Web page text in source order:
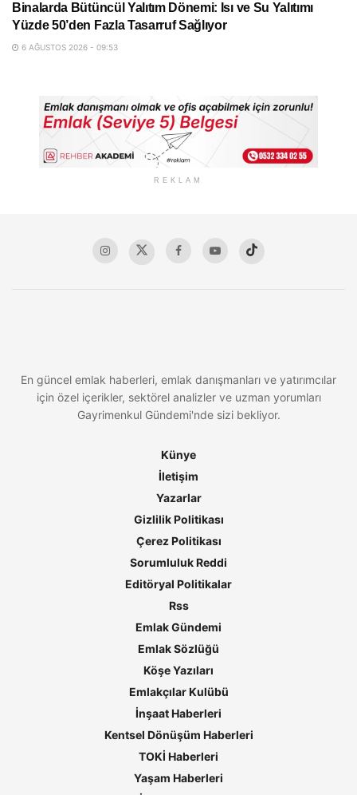
Binalarda Bütüncül Yalıtım Dönemi: Isı ve Su Yalıtımı
Yüzde 50’den Fazla Tasarruf Sağlıyor
6 AĞUSTOS 2026 - 09:53
REKLAM
En güncel emlak haberleri, emlak danışmanları ve yatırımcılar
için özel içerikler, sektörel analizler ve uzman yorumları
Gayrimenkul Gündemi'nde sizi bekliyor.
Künye
İletişim
Yazarlar
Gizlilik Politikası
Çerez Politikası
Sorumluluk Reddi
Editöryal Politikalar
Rss
Emlak Gündemi
Emlak Sözlüğü
Köşe Yazıları
Emlakçılar Kulübü
İnşaat Haberleri
Kentsel Dönüşüm Haberleri
TOKİ Haberleri
Yaşam Haberleri